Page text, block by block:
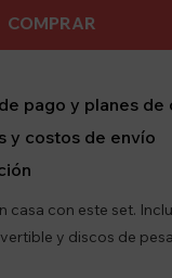
COMPRAR
pago y planes de
y costos de envío
casa con este set.
y discos de